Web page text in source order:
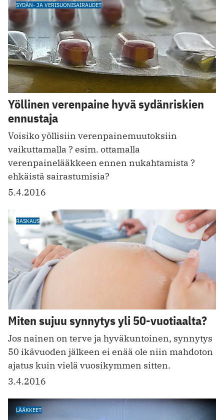
SYDÄN- JA VERISUONISAIRAUDET
Yöllinen verenpaine hyvä sydänriskien
ennustaja
Voisiko yöllisiin verenpainemuutoksiin
vaikuttamalla ? esim. ottamalla
verenpainelääkkeen ennen nukahtamista ?
ehkäistä sairastumisia?
5.4.2016
RASKAUS
Miten sujuu synnytys yli 50-vuotiaalta?
Jos nainen on terve ja hyväkuntoinen, synnytys
50 ikävuoden jälkeen ei enää ole niin mahdoton
ajatus kuin vielä vuosikymmen sitten.
3.4.2016
LÄÄKKEET